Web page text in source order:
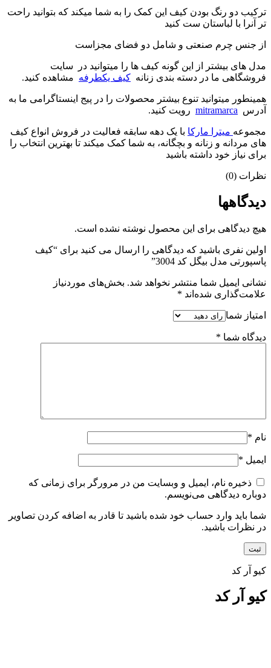
ترکیب دو رنگ بودن کیف این کمک را به شما میکند که بتوانید راحت
تر آنرا با لباستان ست کنید
از جنس چرم صنعتی و شامل دو فضای مجزاست
مدل های بیشتر از این گونه کیف ها را میتوانید در سایت
فروشگاهی ما در دسته بندی زنانه کیف یکطرفه مشاهده کنید.
همینطور میتوانید تنوع بیشتر محصولات را در پیج اینستاگرامی ما به
آدرس mitramarca رویت کنید.
مجموعه میترا مارکا با یک دهه سابقه فعالیت در فروش انواع کیف
های مردانه و زنانه و بچگانه، به شما کمک میکند تا بهترین انتخاب را
برای نیاز خود داشته باشید
نظرات (0)
دیدگاهها
هیچ دیدگاهی برای این محصول نوشته نشده است.
اولین نفری باشید که دیدگاهی را ارسال می کنید برای “کیف
پاسپورتی مدل بیگل کد 3004”
نشانی ایمیل شما منتشر نخواهد شد. بخش‌های موردنیاز
علامت‌گذاری شده‌اند *
امتیاز شما
دیدگاه شما *
نام *
ایمیل *
ذخیره نام، ایمیل و وبسایت من در مرورگر برای زمانی که
دوباره دیدگاهی می‌نویسم.
شما باید وارد حساب خود شده باشید تا قادر به اضافه کردن تصاویر
در نظرات باشید.
کیو آر کد
کیو آر کد